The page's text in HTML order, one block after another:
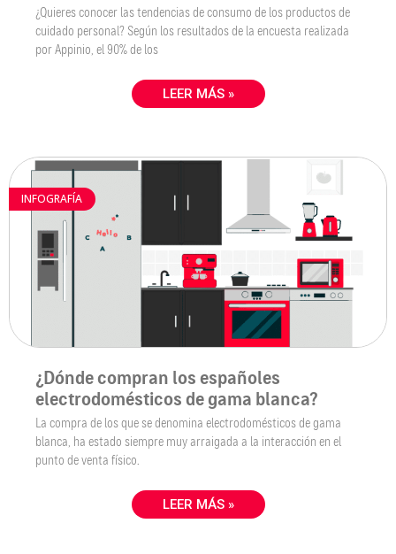
¿Quieres conocer las tendencias de consumo de los productos de
cuidado personal? Según los resultados de la encuesta realizada
por Appinio, el 90% de los
LEER MÁS »
INFOGRAFÍA
¿Dónde compran los españoles
electrodomésticos de gama blanca?
La compra de los que se denomina electrodomésticos de gama
blanca, ha estado siempre muy arraigada a la interacción en el
punto de venta físico.
LEER MÁS »